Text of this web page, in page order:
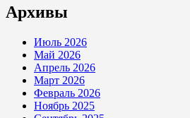
Архивы
Июль 2026
Май 2026
Апрель 2026
Март 2026
Февраль 2026
Ноябрь 2025